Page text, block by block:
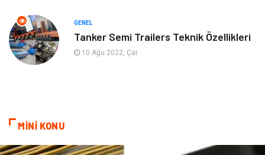
Aksesuar
Astroloji
GENEL
Tanker Semi Trailers Teknik Özellikleri
10 Ağu 2022, Çar
MİNİ KONU